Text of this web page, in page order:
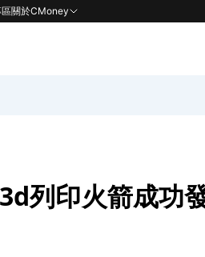
關於CMoney
列印火箭成功